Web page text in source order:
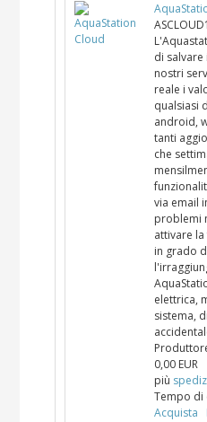
di salvare
nostri
reale i
qualsiasi
android,
tanti
che
via email
problemi
attivare
in grado
elettrica,
sistema,
0,00 EUR
più
Tempo di
Acquista